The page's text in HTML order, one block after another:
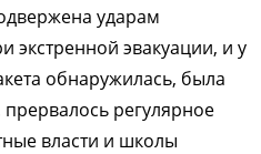
ударам
экстренной эвакуации, и у
обнаружилась, была
регулярное
власти и школы